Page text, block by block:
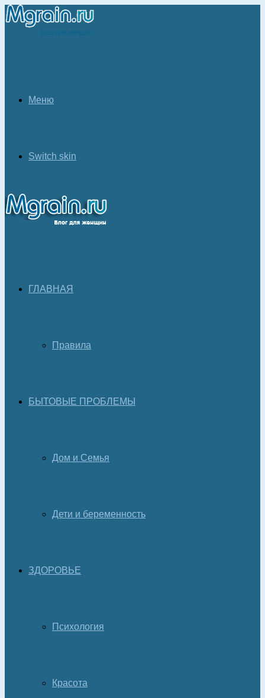
Меню
Switch skin
ГЛАВНАЯ
Правила
БЫТОВЫЕ ПРОБЛЕМЫ
Дом и Семья
Дети и беременность
ЗДОРОВЬЕ
Психология
Красота